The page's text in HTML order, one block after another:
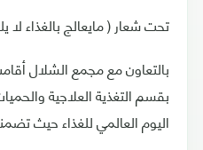
تحت شعار ( مايعالج بالغذاء لا
بالتعاون مع مجمع الشلال
بقسم التغذية العلاجية
اليوم العالمي للغذاء حيث